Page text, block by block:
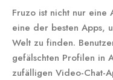
Fruzo ist nicht nur eine
eine der besten Apps,
Welt zu finden.
gefälschten Profilen in
zufälligen Video-Chat-